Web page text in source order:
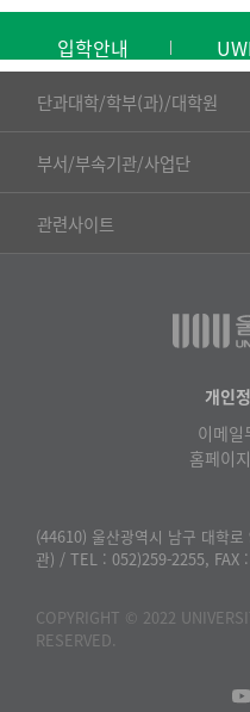
입학안내
단과대학/학부(과)/대학원
■인문대학
▷국어국문학부
▷일본어·일본학과
▷프랑스어·프랑스학과
▷사회과학부
ㆍ행정학전공
부서/부속기관/사업단
공동기기센터
공학교육혁신센터
물리BK 미래혁신응집물질물
미래기술혁신융합형인재양성
반구대암각화유적보존연구소
보육교사교육원
산학연협력선도대학육성사업
관련사이트
건강가정지원센터
교수협의회
온라인 기술거래 플랫폼
울산대학교 총동문회
캠퍼스안전관리
개인
이메일
홈페이
(44610) 울산광역시 남구 대학
관) / TEL : 052)259-2255, FAX
COPYRIGHT © 2022
RESERVED.